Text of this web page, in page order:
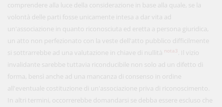
comprendere alla luce della considerazione in base alla quale, se la
volontà delle parti fosse unicamente intesa a dar vita ad
un'associazione in quanto riconosciuta ed eretta a persona giuridica,
un atto non perfezionato con la veste dell'atto pubblico difficilmente
si sottrarrebbe ad una valutazione in chiave di nullità nota3
. Il vizio
invalidante sarebbe tuttavia riconducibile non solo ad un difetto di
forma, bensì anche ad una mancanza di consenso in ordine
all'eventuale costituzione di un'associazione priva di riconoscimento.
In altri termini, occorrerebbe domandarsi se debba essere escluso che